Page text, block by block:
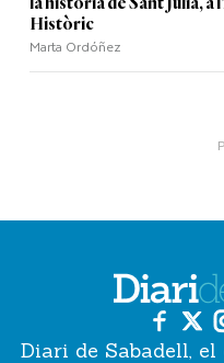
Històric
Marta Ordóñez
Diari de Sabadell,